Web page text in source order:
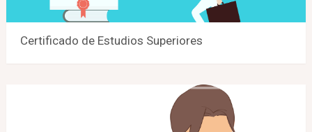
Certificado de Estudios Superiores